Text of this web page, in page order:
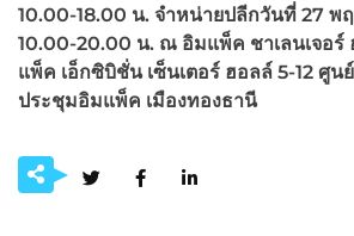
10.00-18.00 น. จำหน่ายปลีกวันที่ 27 พ
10.00-20.00 น. ณ อิมแพ็ค ชาเลนเจอร์
แพ็ค เอ็กซิบิชั่น เซ็นเตอร์ ฮอลล์ 5-12 ศู
ประชุมอิมแพ็ค เมืองทองธานี